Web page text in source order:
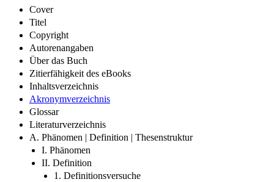
Cover
Titel
Copyright
Autorenangaben
Über das Buch
Zitierfähigkeit des eBooks
Inhaltsverzeichnis
Akronymverzeichnis
Glossar
Literaturverzeichnis
A. Phänomen | Definition | Thesenstruktur
I. Phänomen
II. Definition
1. Definitionsversuche